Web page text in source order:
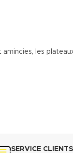
les
SERVICE CLIENTS